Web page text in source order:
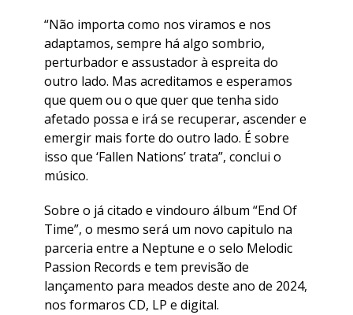
“Não importa como nos viramos e nos
adaptamos, sempre há algo sombrio,
perturbador e assustador à espreita do
outro lado. Mas acreditamos e esperamos
que quem ou o que quer que tenha sido
afetado possa e irá se recuperar, ascender e
emergir mais forte do outro lado. É sobre
isso que ‘Fallen Nations’ trata”, conclui o
músico.
Sobre o já citado e vindouro álbum “End Of
Time”, o mesmo será um novo capitulo na
parceria entre a Neptune e o selo Melodic
Passion Records e tem previsão de
lançamento para meados deste ano de 2024,
nos formaros CD, LP e digital.